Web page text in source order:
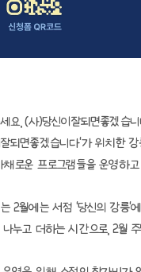
요, (사)당신이잘되면좋겠습
되면좋겠습니다'가 위치한
로운 프로그램들을 운영하
2월에는 서점 '당신의 강릉'
누고 더하는 시간으로, 2월